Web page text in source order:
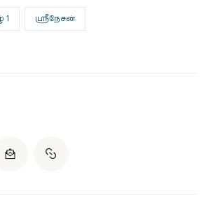
1 ஸ்ரீநேசன்